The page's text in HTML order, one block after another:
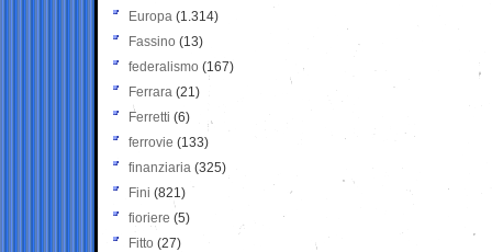
Europa (1.314)
Fassino (13)
federalismo (167)
Ferrara (21)
Ferretti (6)
ferrovie (133)
finanziaria (325)
Fini (821)
fioriere (5)
Fitto (27)